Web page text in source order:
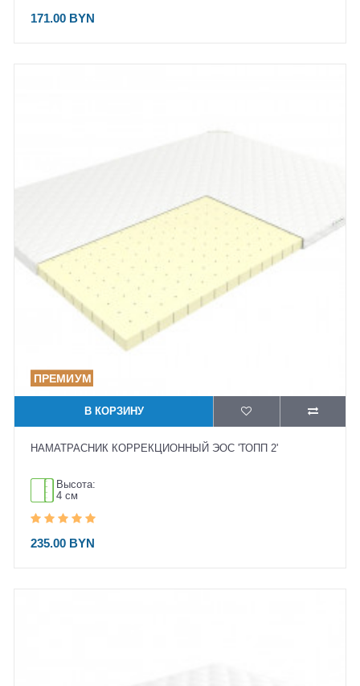
171.00 BYN
В КОРЗИНУ
НАМАТРАСНИК КОРРЕКЦИОННЫЙ ЭОС 'ТОПП 2'
Высота:
4 см
235.00 BYN